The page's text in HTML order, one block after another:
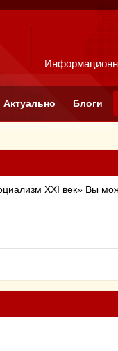
Актуально Блоги
XXI век» Вы